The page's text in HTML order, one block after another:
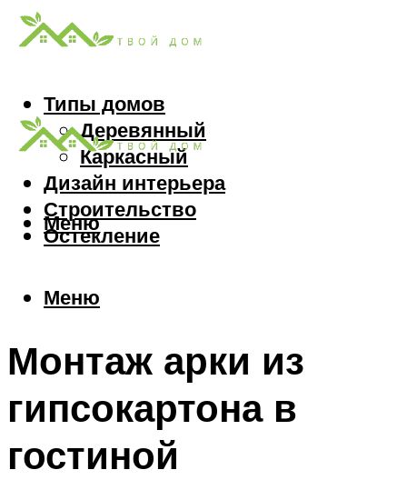
Типы домов
Деревянный
Каркасный
Дизайн интерьера
Строительство
Остекление
Меню
Меню
Монтаж арки из
гипсокартона в
гостиной